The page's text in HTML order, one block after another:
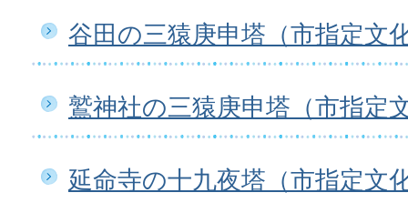
谷田の三猿庚申塔（市指定文
鷲神社の三猿庚申塔（市指定
延命寺の十九夜塔（市指定文